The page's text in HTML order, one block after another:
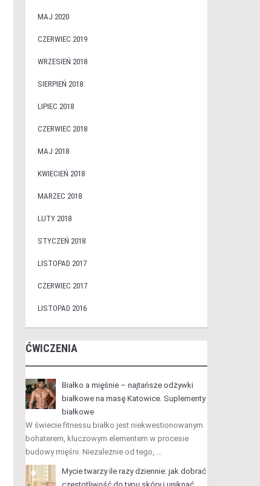
MAJ 2020
CZERWIEC 2019
WRZESIEŃ 2018
SIERPIEŃ 2018
LIPIEC 2018
CZERWIEC 2018
MAJ 2018
KWIECIEŃ 2018
MARZEC 2018
LUTY 2018
STYCZEŃ 2018
LISTOPAD 2017
CZERWIEC 2017
LISTOPAD 2016
ĆWICZENIA
Białko a mięśnie – najtańsze odżywki
białkowe na masę Katowice. Suplementy
białkowe
W świecie fitnessu białko jest niekwestionowanym
bohaterem, kluczowym elementem w procesie
budowy mięśni. Niezależnie od tego, …
Mycie twarzy ile razy dziennie: jak dobrać